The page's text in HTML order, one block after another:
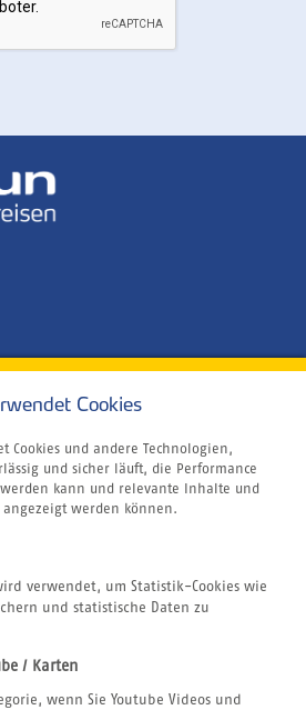
Cookies
Cookies und andere Technologien,
und sicher läuft, die Performance
kann und relevante Inhalte und
werden können.
verwendet, um Statistik-Cookies wie
und statistische Daten zu
/ Karten
wenn Sie Youtube Videos und